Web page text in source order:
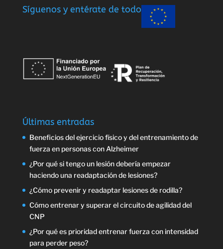
Síguenos y entérate de todo
Últimas entradas
Beneficios del ejercicio físico y del entrenamiento de
fuerza en personas con Alzheimer
¿Por qué si tengo un lesión debería empezar
haciendo una readaptación de lesiones?
¿Cómo prevenir y readaptar lesiones de rodilla?
Cómo entrenar y superar el circuito de agilidad del
CNP
¿Por qué es prioridad entrenar fuerza con intensidad
para perder peso?